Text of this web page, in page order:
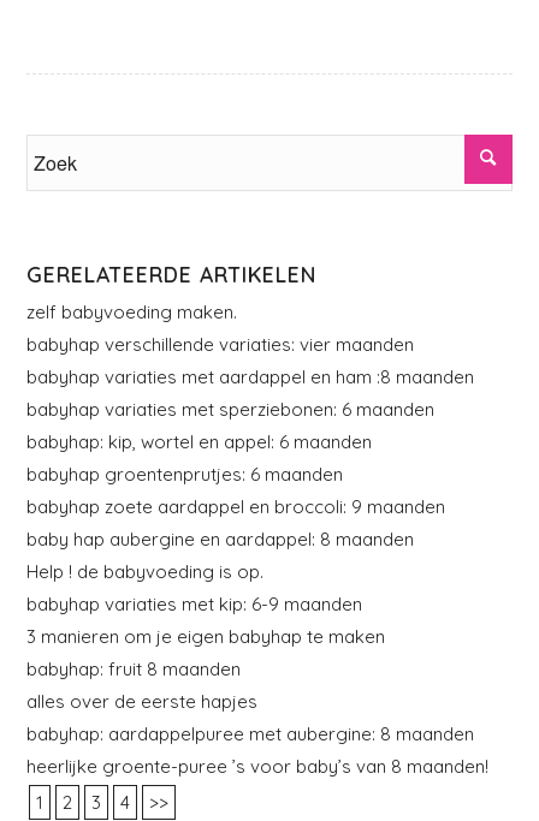
GERELATEERDE ARTIKELEN
zelf babyvoeding maken.
babyhap verschillende variaties: vier maanden
babyhap variaties met aardappel en ham :8 maanden
babyhap variaties met sperziebonen: 6 maanden
babyhap: kip, wortel en appel: 6 maanden
babyhap groentenprutjes: 6 maanden
babyhap zoete aardappel en broccoli: 9 maanden
baby hap aubergine en aardappel: 8 maanden
Help ! de babyvoeding is op.
babyhap variaties met kip: 6-9 maanden
3 manieren om je eigen babyhap te maken
babyhap: fruit 8 maanden
alles over de eerste hapjes
babyhap: aardappelpuree met aubergine: 8 maanden
heerlijke groente-puree ’s voor baby’s van 8 maanden!
1
2 3 4 >>